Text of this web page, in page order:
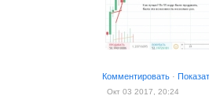
Комментировать ·
Окт 03 2017, 20:24